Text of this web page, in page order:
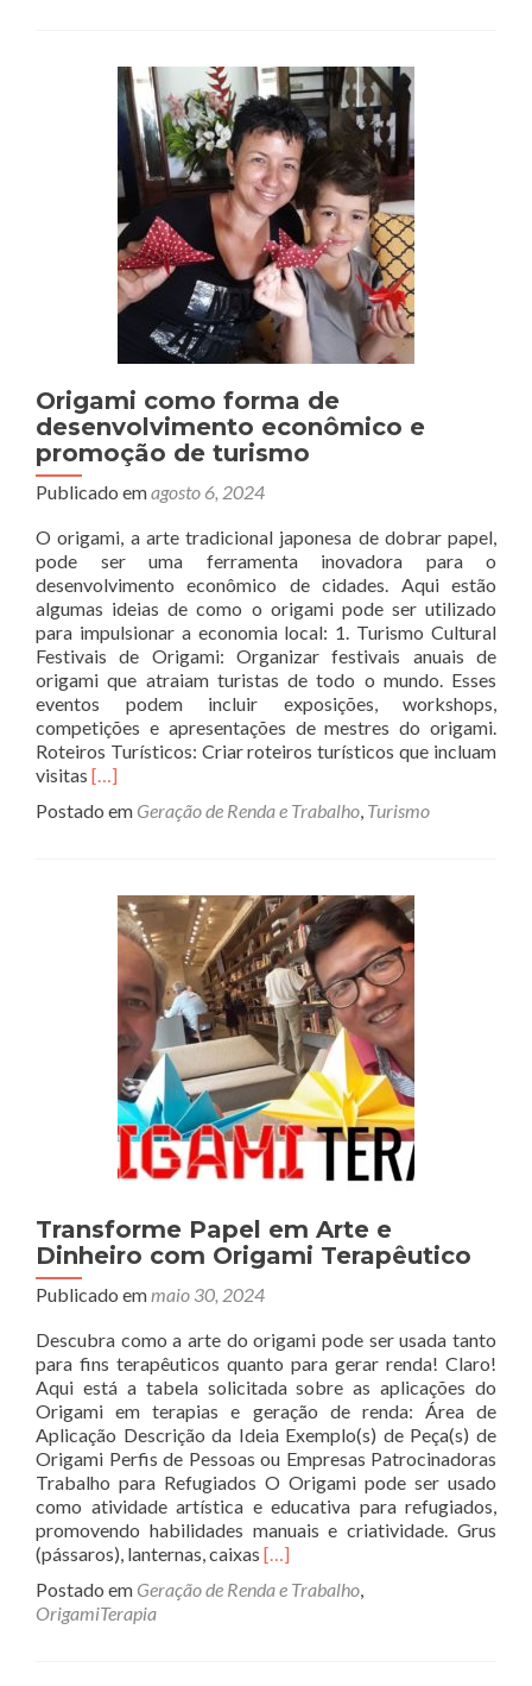
Origami como forma de
desenvolvimento econômico e
promoção de turismo
Publicado emagosto 6, 2024
O origami, a arte tradicional japonesa de dobrar papel,
pode ser uma ferramenta inovadora para o
desenvolvimento econômico de cidades. Aqui estão
algumas ideias de como o origami pode ser utilizado
para impulsionar a economia local: 1. Turismo Cultural
Festivais de Origami: Organizar festivais anuais de
origami que atraiam turistas de todo o mundo. Esses
eventos podem incluir exposições, workshops,
competições e apresentações de mestres do origami.
Roteiros Turísticos: Criar roteiros turísticos que incluam
visitas Read
about
forma
desenvolvimento
econômico
promoção
turismo
[…]
Postado em Geração de Renda e Trabalho, Turismo
Transforme Papel em Arte e
Dinheiro com Origami Terapêutico
Publicado emmaio 30, 2024
Descubra como a arte do origami pode ser usada tanto
para fins terapêuticos quanto para gerar renda! Claro!
Aqui está a tabela solicitada sobre as aplicações do
Origami em terapias e geração de renda: Área de
Aplicação Descrição da Ideia Exemplo(s) de Peça(s) de
Origami Perfis de Pessoas ou Empresas Patrocinadoras
Trabalho para Refugiados O Origami pode ser usado
como atividade artística e educativa para refugiados,
promovendo habilidades manuais e criatividade. Grus
(pássaros), lanternas, caixas Read
about
[…]
Postado em Geração de Renda e Trabalho,
OrigamiTerapia